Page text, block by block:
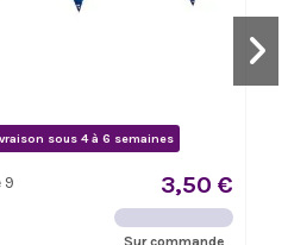
sous 4 à 6 semaines
9 3,50 €